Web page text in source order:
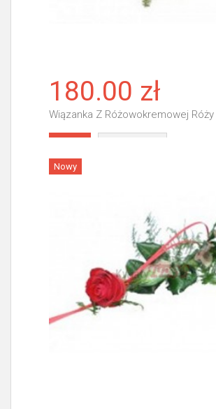
180.00 zł
Wiązanka Z Różowokremowej Róży
Nowy